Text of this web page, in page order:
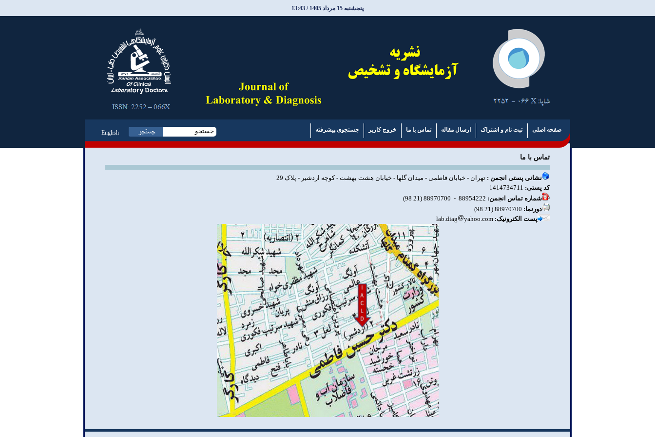
پنجشنبه 15 مرداد 1405 / 13:43
English صفحه اصلی ثبت نام و اشتراک ارسال مقاله تماس با ما خروج کاربر جستجوی پیشرفته
تماس با ما
نشانی پستی انجمن : تهران - خیابان فاطمی - میدان گلها - خیابان هشت بهشت - کوچه اردشیر - پلاک 29
کد پستی:
شماره تماس انجمن: 88954222
-
دورنما:
پست الکترونیک: yahoo.com